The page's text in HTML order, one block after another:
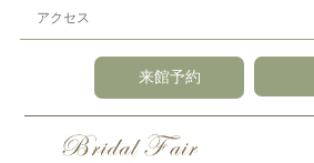
アクセス
来館予約